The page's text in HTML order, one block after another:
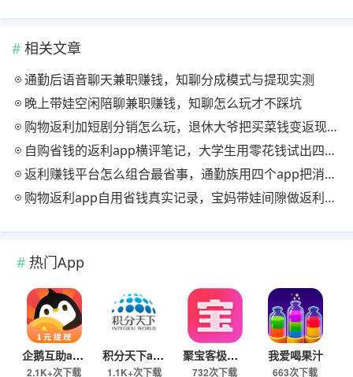
相关文章
通勤后语音聊天兼职赚钱，知聊分成模式与提现实测
晚上带娃空闲陪聊兼职赚钱，知聊怎么玩才不踩坑
购物返利加短剧分销怎么玩，退休大爷把买菜钱变返现的慢节奏法
自购省钱的返利app横评笔记，大学生用零花钱试出四款能提现的
返利赚钱平台怎么组合最省事，通勤族用四个app把消费变现金流
购物返利app自用省钱真实记录，宝妈带娃间隙做返利赚钱的日常
热门App
企鹅互助app
2.1K+次下载
积分天下app
1.1K+次下载
聚宝客极速版
732次下载
我爱喝果汁
663次下载